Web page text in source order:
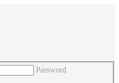
Password